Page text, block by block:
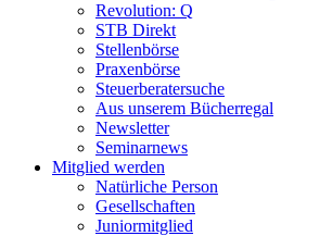
Revolution: Q
STB Direkt
Stellenbörse
Praxenbörse
Steuerberatersuche
Aus unserem Bücherregal
Newsletter
Seminarnews
Mitglied werden
Natürliche Person
Gesellschaften
Juniormitglied